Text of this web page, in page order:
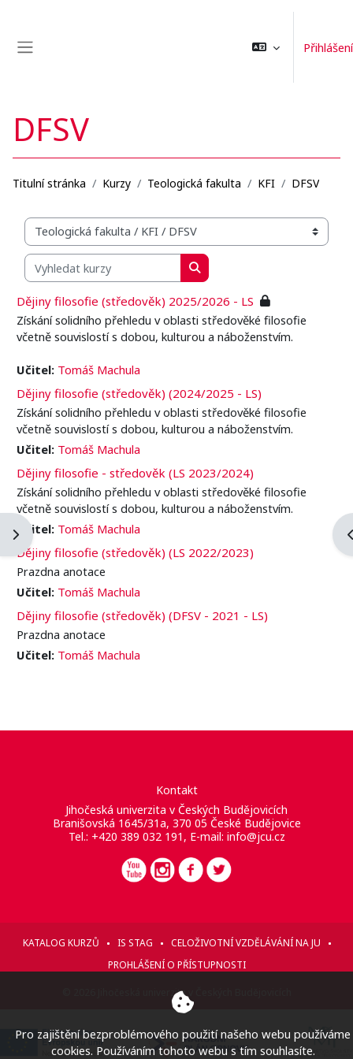
Přihlášení
Otevřít panel bloku
DFSV
Titulní stránka Kurzy Teologická fakulta KFI DFSV
Organizační struktura kurzů
Vyhledat kurzy
Vyhledat kurzy
Dějiny filosofie (středověk) 2025/2026 - LS
Získání solidního přehledu v oblasti středověké filosofie
včetně souvislostí s dobou, kulturou a náboženstvím.
Učitel: Tomáš Machula
Dějiny filosofie (středověk) (2024/2025 - LS)
Získání solidního přehledu v oblasti středověké filosofie
včetně souvislostí s dobou, kulturou a náboženstvím.
Učitel: Tomáš Machula
Dějiny filosofie - středověk (LS 2023/2024)
Získání solidního přehledu v oblasti středověké filosofie
včetně souvislostí s dobou, kulturou a náboženstvím.
Učitel: Tomáš Machula
Dějiny filosofie (středověk) (LS 2022/2023)
Prazdna anotace
Učitel: Tomáš Machula
Dějiny filosofie (středověk) (DFSV - 2021 - LS)
Prazdna anotace
Učitel: Tomáš Machula
Kontakt
Jihočeská univerzita v Českých Budějovicích
Branišovská 1645/31a, 370 05 České Budějovice
Tel.: +420 389 032 191, E-mail: info@jcu.cz
KATALOG KURZŮ IS STAG
CELOŽIVOTNÍ VZDĚLÁVÁNÍ NA JU
PROHLÁŠENÍ O PŘÍSTUPNOSTI
© 2026 Jihočeská univerzita v Českých Budějovicích
Pro zajištění bezproblémového použití našeho webu používáme
cookies. Používáním tohoto webu s tím souhlasíte.